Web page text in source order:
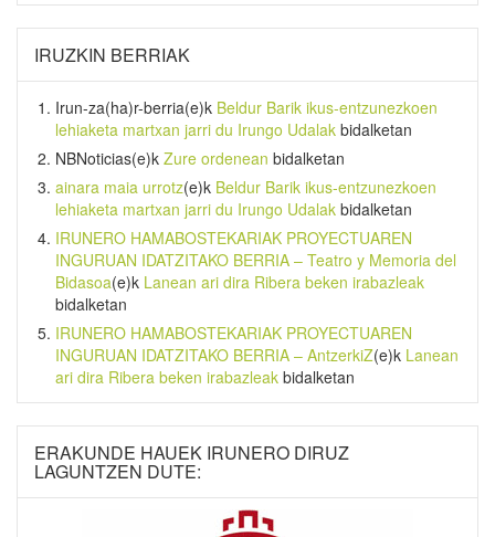
IRUZKIN BERRIAK
Irun-za(ha)r-berria(e)k Beldur Barik ikus-entzunezkoen
lehiaketa martxan jarri du Irungo Udalak bidalketan
NBNoticias(e)k Zure ordenean bidalketan
ainara maia urrotz(e)k Beldur Barik ikus-entzunezkoen
lehiaketa martxan jarri du Irungo Udalak bidalketan
IRUNERO HAMABOSTEKARIAK PROYECTUAREN
INGURUAN IDATZITAKO BERRIA – Teatro y Memoria del
Bidasoa(e)k Lanean ari dira Ribera beken irabazleak
bidalketan
IRUNERO HAMABOSTEKARIAK PROYECTUAREN
INGURUAN IDATZITAKO BERRIA – AntzerkiZ(e)k Lanean
ari dira Ribera beken irabazleak bidalketan
ERAKUNDE HAUEK IRUNERO DIRUZ
LAGUNTZEN DUTE: